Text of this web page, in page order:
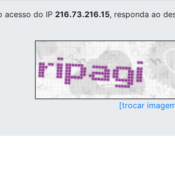
acesso do IP 216.73.216.15, responda ao
[trocar